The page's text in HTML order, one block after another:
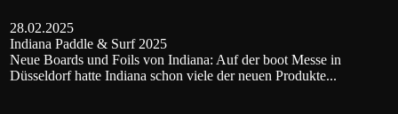
28.02.2025
Indiana Paddle & Surf 2025
Neue Boards und Foils von Indiana: Auf der boot Messe in
Düsseldorf hatte Indiana schon viele der neuen Produkte...